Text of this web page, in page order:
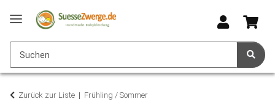
Zurück zur Liste Frühling / Sommer